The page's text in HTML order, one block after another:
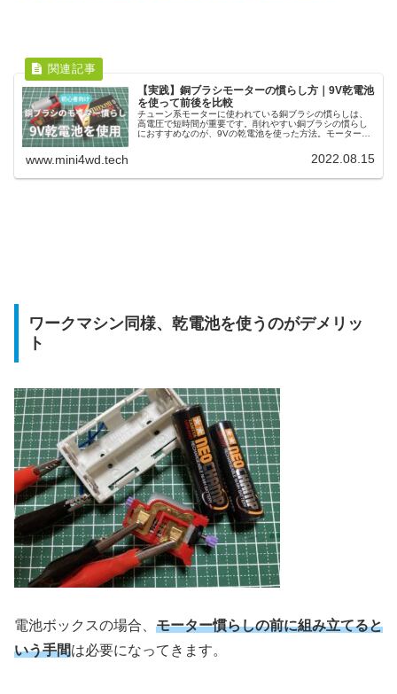
【実践】銅ブラシモーターの慣らし方｜9V乾電池
を使って前後を比較
チューン系モーターに使われている銅ブラシの慣らしは、
高電圧で短時間が重要です。削れやすい銅ブラシの慣らし
におすすめなのが、9Vの乾電池を使った方法。モーターホ
www.mini4wd.tech 2022.08.15
ワークマシン同様、乾電池を使うのがデメリッ
ト
電池ボックスの場合、 モーター慣らしの前に組み立てると
いう手間は必要になってきます。